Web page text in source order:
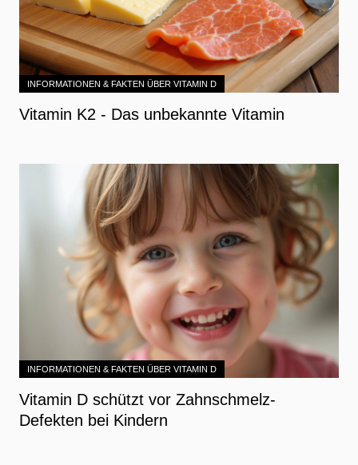
INFORMATIONEN & FAKTEN ÜBER VITAMIN D
Vitamin K2 - Das unbekannte Vitamin
INFORMATIONEN & FAKTEN ÜBER VITAMIN D
Vitamin D schützt vor Zahnschmelz-
Defekten bei Kindern